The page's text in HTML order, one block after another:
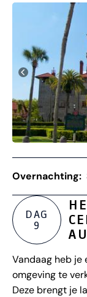
Overnachting:
DAG
9
Vandaag heb je
omgeving te
Deze brengt je